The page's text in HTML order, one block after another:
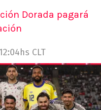
Dorada pagará
CLT